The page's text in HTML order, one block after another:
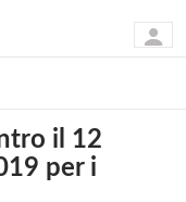
il 12
per i